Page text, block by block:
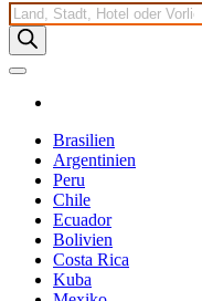
Products
search
Brasilien
Argentinien
Peru
Chile
Ecuador
Bolivien
Costa Rica
Kuba